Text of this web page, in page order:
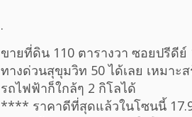
.
ขายที่ดิน 110 ตารางวา ซอยปรีดี
ทางด่วนสุขุมวิท 50 ได้เลย เหมาะ
รถไฟฟ้าก็ใกล้ๆ 2 กิโลได้
**** ราคาดีที่สุดแล้วในโซนนี้